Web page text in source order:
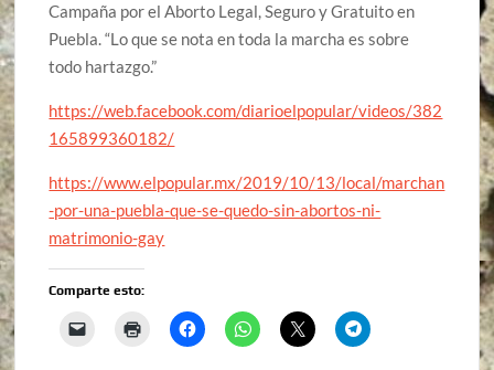
Campaña por el Aborto Legal, Seguro y Gratuito en
Puebla. “Lo que se nota en toda la marcha es sobre
todo hartazgo.”
https://web.facebook.com/diarioelpopular/videos/382
165899360182/
https://www.elpopular.mx/2019/10/13/local/marchan
-por-una-puebla-que-se-quedo-sin-abortos-ni-
matrimonio-gay
Comparte esto: